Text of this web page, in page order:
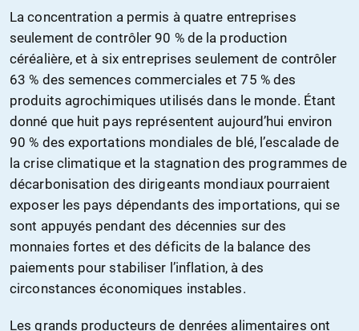
La concentration a permis à quatre entreprises
seulement de contrôler 90 % de la production
céréalière, et à six entreprises seulement de contrôler
63 % des semences commerciales et 75 % des
produits agrochimiques utilisés dans le monde. Étant
donné que huit pays représentent aujourd’hui environ
90 % des exportations mondiales de blé, l’escalade de
la crise climatique et la stagnation des programmes de
décarbonisation des dirigeants mondiaux pourraient
exposer les pays dépendants des importations, qui se
sont appuyés pendant des décennies sur des
monnaies fortes et des déficits de la balance des
paiements pour stabiliser l’inflation, à des
circonstances économiques instables.
Les grands producteurs de denrées alimentaires ont